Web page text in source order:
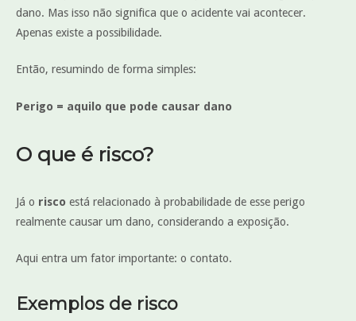
dano. Mas isso não significa que o acidente vai acontecer.
Apenas existe a possibilidade.
Então, resumindo de forma simples:
Perigo = aquilo que pode causar dano
O que é risco?
Já o risco está relacionado à probabilidade de esse perigo
realmente causar um dano, considerando a exposição.
Aqui entra um fator importante: o contato.
Exemplos de risco